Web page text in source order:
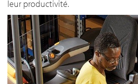
leur productivité.